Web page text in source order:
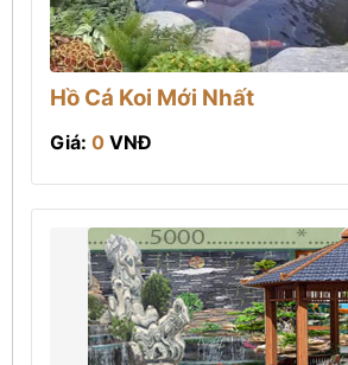
Hồ Cá Koi Mới Nhất
Giá: 0 VNĐ